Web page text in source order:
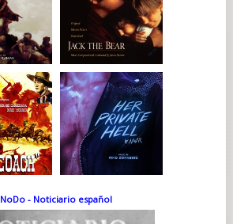
NoDo - Noticiario español